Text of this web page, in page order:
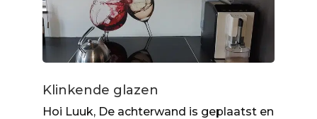
Klinkende glazen
Hoi Luuk, De achterwand is geplaatst en